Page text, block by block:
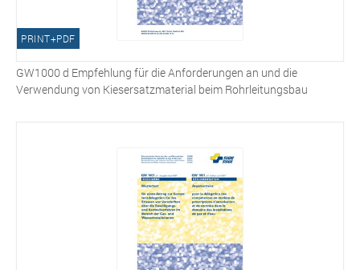
PRINT+PDF
GW1000 d Empfehlung für die Anforderungen an und die
Verwendung von Kiesersatzmaterial beim Rohrleitungsbau